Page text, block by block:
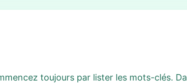
toujours par lister les mots-clés.